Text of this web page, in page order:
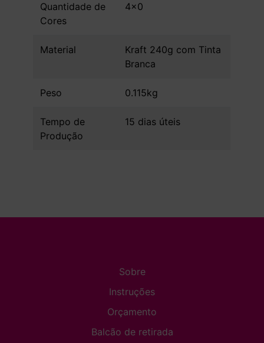
Quantidade de
Cores
4x0
Material
Kraft 240g com Tinta
Branca
Peso 0.115kg
Tempo de
Produção
15 dias úteis
Sobre
Instruções
Orçamento
Balcão de retirada